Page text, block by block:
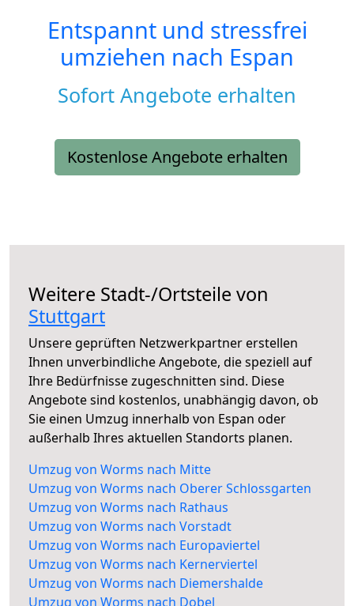
Entspannt und stressfrei
umziehen nach Espan
Sofort Angebote erhalten
Kostenlose Angebote erhalten
Weitere Stadt-/Ortsteile von
Stuttgart
Unsere geprüften Netzwerkpartner erstellen
Ihnen unverbindliche Angebote, die speziell auf
Ihre Bedürfnisse zugeschnitten sind. Diese
Angebote sind kostenlos, unabhängig davon, ob
Sie einen Umzug innerhalb von Espan oder
außerhalb Ihres aktuellen Standorts planen.
Umzug von Worms nach Mitte
Umzug von Worms nach Oberer Schlossgarten
Umzug von Worms nach Rathaus
Umzug von Worms nach Vorstadt
Umzug von Worms nach Europaviertel
Umzug von Worms nach Kernerviertel
Umzug von Worms nach Diemershalde
Umzug von Worms nach Dobel